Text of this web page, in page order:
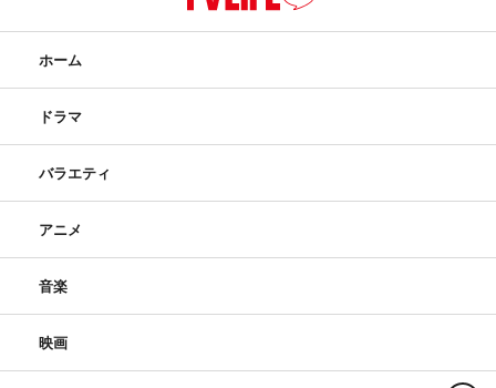
※各種サブスクリプション・サービスでも楽曲配信中
ホーム
ドラマ
バラエティ
アニメ
音楽
映画